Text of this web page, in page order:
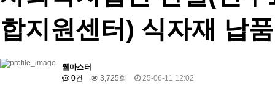
합지원센터) 식자재 납
웹마스터
0건
3,725회 25-06-11 12:02